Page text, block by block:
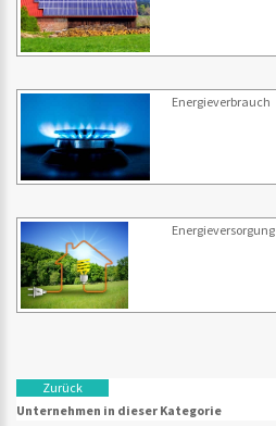
Energieverbrauch
Energieversorgung
Zurück
Unternehmen in dieser Kategorie